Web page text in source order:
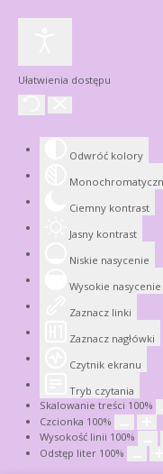
Ułatwienia dostępu
Odwróć kolory
Ciemny kontrast
Jasny kontrast
Niskie nasycenie
Wysokie nasycenie
Zaznacz linki
Zaznacz nagłówki
Czytnik ekranu
Tryb czytania
Skalowanie treści 100%
Czcionka 100%
Wysokość linii 100%
Odstęp liter 100%